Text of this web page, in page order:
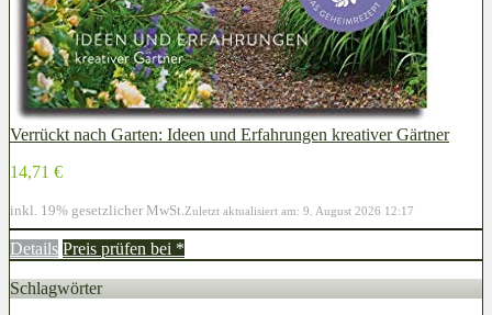
Verrückt nach Garten: Ideen und Erfahrungen kreativer Gärtner
14,71 €
inkl. 19% gesetzlicher MwSt. Zuletzt aktualisiert am: 9. August 2026 12:17
Details Preis prüfen bei *
Schlagwörter